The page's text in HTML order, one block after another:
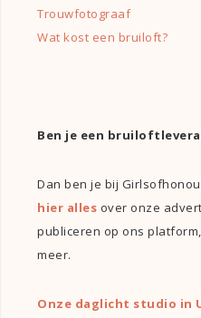
Trouwfotograaf
Wat kost een bruiloft?
Ben je een
Dan ben je bij
hier alles over onze
publiceren op ons
meer.
Onze daglicht studio in